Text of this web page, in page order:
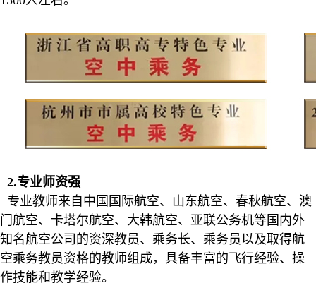
2.专业师资强
专业教师来自中国国际航空、山东航空、春秋航空、澳
门航空、卡塔尔航空、大韩航空、亚联公务机等国内外
知名航空公司的资深教员、乘务长、乘务员以及取得航
空乘务教员资格的教师组成，具备丰富的飞行经验、操
作技能和教学经验。